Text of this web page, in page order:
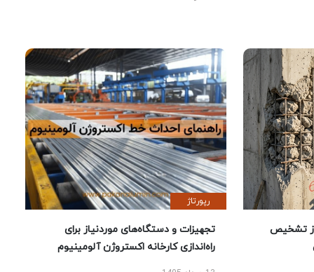
تشخیص
رپورتاژ
تجهیزات و دستگاه‌های موردنیاز برای
راه‌اندازی کارخانه اکستروژن آلومینیوم